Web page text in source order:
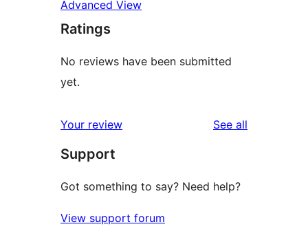
Advanced View
Ratings
No reviews have been submitted
yet.
Your review See all
Support
Got something to say? Need help?
View support forum